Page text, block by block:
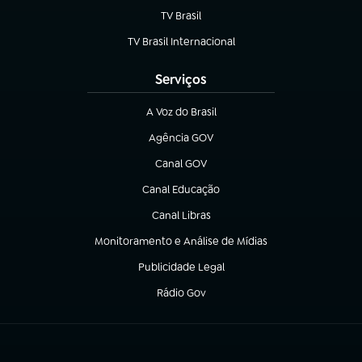
TV Brasil
(abre em nova aba)
TV Brasil Internacional
(abre em nova aba)
Serviços
A Voz do Brasil
(abre em nova aba)
Agência GOV
(abre em nova aba)
Canal GOV
(abre em nova aba)
Canal Educação
(abre em nova aba)
Canal Libras
(abre em nova aba)
Monitoramento e Análise de Mídias
(abre em nova aba)
Publicidade Legal
(abre em nova aba)
Rádio Gov
(abre em nova aba)